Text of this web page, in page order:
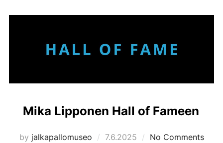
Mika Lipponen Hall of Fameen
by jalkapallomuseo
Posted
7.6.2025 No Comments